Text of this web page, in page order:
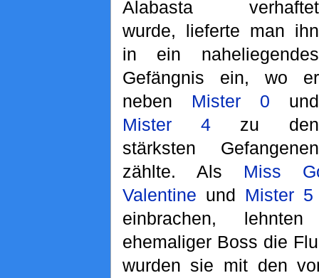
Alabasta verhaftet
wurde, lieferte man ihn
in ein naheliegendes
Gefängnis ein, wo er
neben Mister 0 und
Mister 4 zu den
stärksten Gefangenen
zählte. Als Miss
Valentine und Mister 5
einbrachen,
ehemaliger Boss die
wurden sie mit den